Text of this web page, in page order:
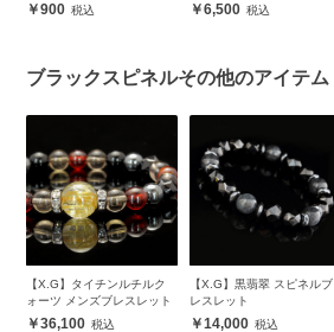
900 6,500
ブラックスピネルその他のアイテム
【X.G】タイチンルチルク
ォーツ メンズブレスレット
36,100
【X.G】黒翡翠 スピネルブ
レスレット
14,000